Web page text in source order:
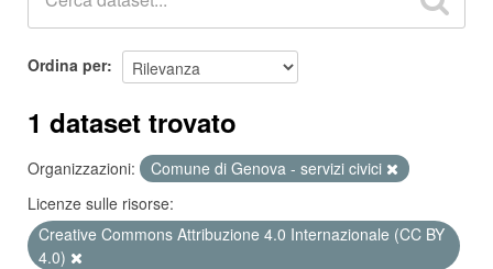
Ordina per
1 dataset trovato
Organizzazioni:
Comune di Genova - servizi civici
Licenze sulle risorse:
Creative Commons Attribuzione 4.0 Internazionale (CC BY
4.0)